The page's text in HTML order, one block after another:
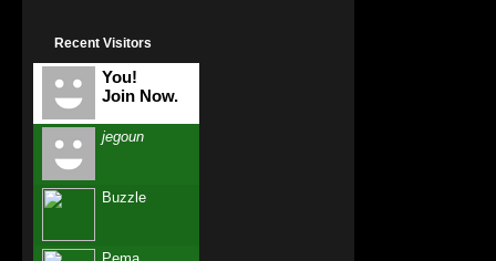
Recent Visitors
You!
Join Now.
jegoun
Buzzle